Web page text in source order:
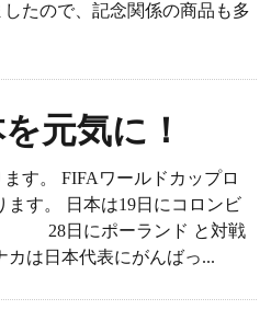
たので、記念関係の商品も多
元気に！
す。 FIFAワールドカップロ
ます。 日本は19日にコロンビ
日にポーランド と対戦
カは日本代表にがんばっ...